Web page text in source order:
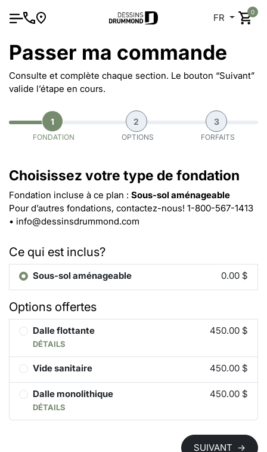
FR
0
Passer ma commande
Consulte et complète chaque section. Le bouton “Suivant”
valide l’étape en cours.
1
FONDATION
2
OPTIONS
3
FORFAITS
Choisissez votre type de fondation
Fondation incluse à ce plan : Sous-sol aménageable
Pour d’autres fondations, contactez-nous! 1-800-567-1413
• info@dessinsdrummond.com
Ce qui est inclus?
Sous-sol aménageable 0.00 $
Options offertes
Dalle flottante
DÉTAILS
450.00 $
Vide sanitaire 450.00 $
Dalle monolithique
DÉTAILS
450.00 $
SUIVANT →